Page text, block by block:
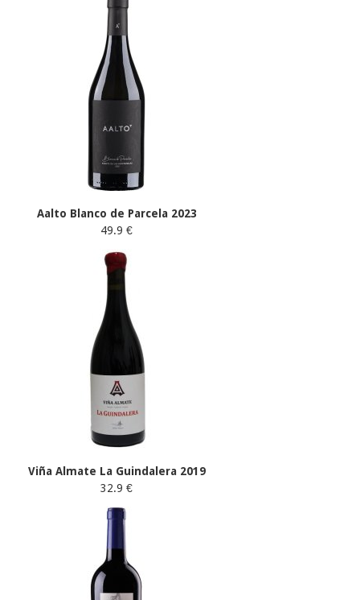
Aalto Blanco de Parcela 2023
49.9 €
Viña Almate La Guindalera 2019
32.9 €